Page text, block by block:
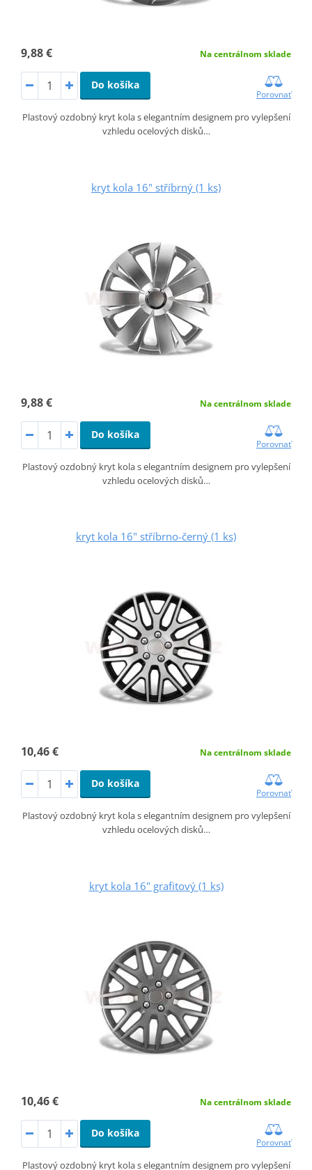
9,88 € Na centrálnom sklade
Do košíka
Porovnať
Plastový ozdobný kryt kola s elegantním designem pro vylepšení
vzhledu ocelových disků…
kryt kola 16" stříbrný (1 ks)
9,88 € Na centrálnom sklade
Do košíka
Porovnať
Plastový ozdobný kryt kola s elegantním designem pro vylepšení
vzhledu ocelových disků…
kryt kola 16" stříbrno-černý (1 ks)
10,46 € Na centrálnom sklade
Do košíka
Porovnať
Plastový ozdobný kryt kola s elegantním designem pro vylepšení
vzhledu ocelových disků…
kryt kola 16" grafitový (1 ks)
10,46 € Na centrálnom sklade
Do košíka
Porovnať
Plastový ozdobný kryt kola s elegantním designem pro vylepšení